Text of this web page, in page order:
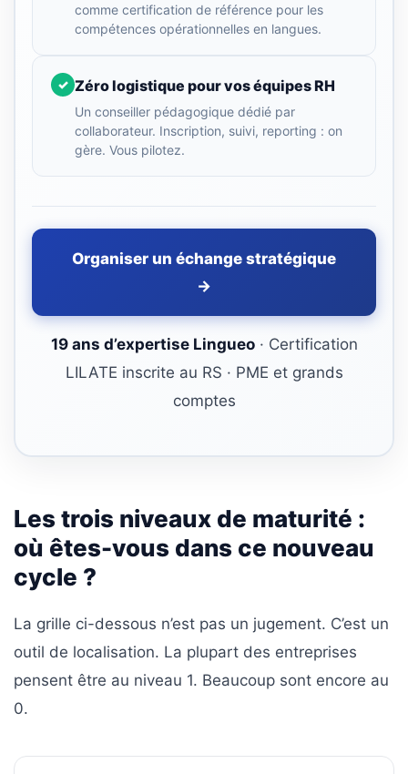
comme certification de référence pour les
compétences opérationnelles en langues.
✓ Zéro logistique pour vos équipes RH
Un conseiller pédagogique dédié par
collaborateur. Inscription, suivi, reporting : on
gère. Vous pilotez.
Organiser un échange stratégique
→
19 ans d’expertise Lingueo· Certification
LILATE inscrite au RS · PME et grands
comptes
Les trois niveaux de maturité :
où êtes-vous dans ce nouveau
cycle ?
La grille ci-dessous n’est pas un jugement. C’est un
outil de localisation. La plupart des entreprises
pensent être au niveau 1. Beaucoup sont encore au
0.